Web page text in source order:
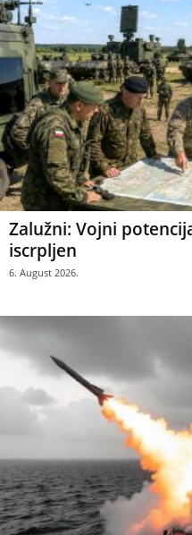
Zalužni: Vojni
iscrpljen
6. August 2026.